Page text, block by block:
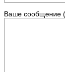
Ваше сообщение